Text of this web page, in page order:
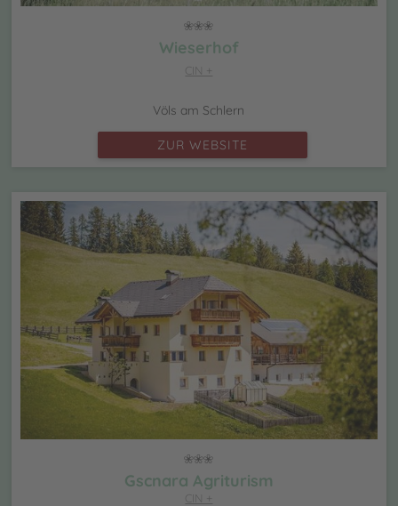
Wieserhof
CIN +
Völs am Schlern
ZUR WEBSITE
Gscnara Agriturism
CIN +